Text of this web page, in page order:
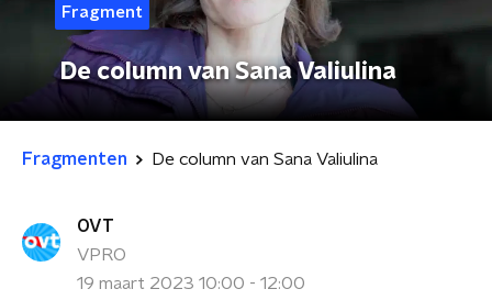
Fragment
De column van Sana Valiulina
Fragmenten De column van Sana Valiulina
OVT
VPRO
19 maart 2023 10:00 - 12:00